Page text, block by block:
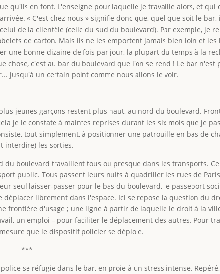
qu'ils en font. L'enseigne pour laquelle je travaille alors, et qui
« C'est chez nous » signifie donc que, quel que soit le
de la clientèle (celle du sud du boulevard). Par exemple, je
de carton. Mais ils ne les emportent jamais bien loin et les
une bonne dizaine de fois par jour, la plupart du temps à la
c'est au bar du boulevard que l'on se rend ! Le bar n'est
jusqu'à un certain point comme nous allons le voir.
jeunes garçons restent plus haut, au nord du boulevard.
je le constate à maintes reprises durant les six mois que je
tout simplement, à positionner une patrouille en bas de
interdire) les sorties.
boulevard travaillent tous ou presque dans les transports.
public. Tous passent leurs nuits à quadriller les rues de
seul laisser-passer pour le bas du boulevard, le passeport
librement dans l'espace. Ici se repose la question du
frontière d'usage ; une ligne à partir de laquelle le droit à la
un emploi – pour faciliter le déplacement des autres. Pour
que le dispositif policier se déploie.
***
se réfugie dans le bar, en proie à un stress intense.